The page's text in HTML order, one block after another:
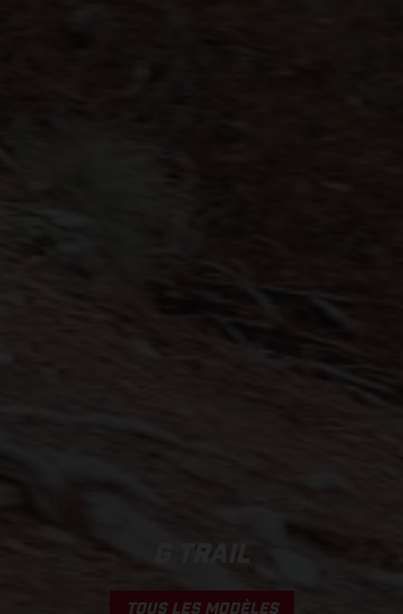
G TRAIL
TOUS LES MODÈLES